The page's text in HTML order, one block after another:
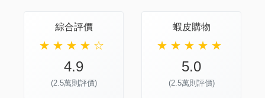
綜合評價
★ ★ ★ ★ ☆
4.9
(2.5萬則評價)
蝦皮購物
★ ★ ★ ★ ★
5.0
(2.5萬則評價)